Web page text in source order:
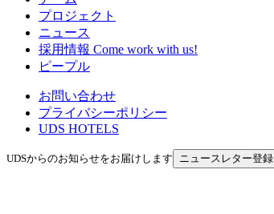
プロジェクト
ニュース
採用情報 Come work with us!
ピープル
お問い合わせ
プライバシーポリシー
UDS HOTELS
UDSからのお知らせをお届けします ニュースレター登録